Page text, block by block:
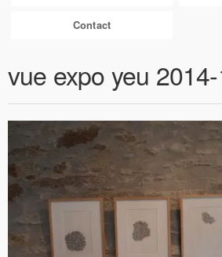
Contact
vue expo yeu